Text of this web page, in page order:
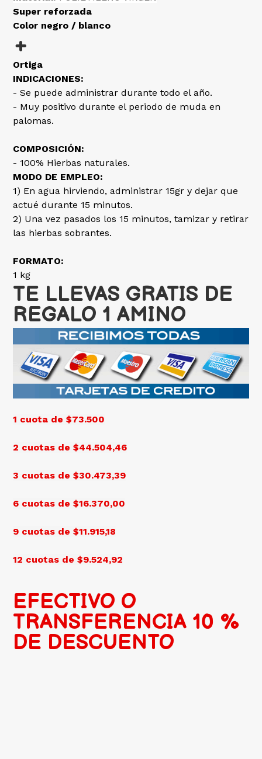
Super reforzada
Color negro / blanco
+
Ortiga
INDICACIONES:
- Se puede administrar durante todo el año.
- Muy positivo durante el periodo de muda en
palomas.
COMPOSICIÓN:
- 100% Hierbas naturales.
MODO DE EMPLEO:
1) En agua hirviendo, administrar 15gr y dejar que
actué durante 15 minutos.
2) Una vez pasados los 15 minutos, tamizar y retirar
las hierbas sobrantes.
FORMATO:
1 kg
TE LLEVAS GRATIS DE
REGALO 1 AMINO
1 cuota de $73.500
2 cuotas de $44.504,46
3 cuotas de $30.473,39
6 cuotas de $16.370,00
9 cuotas de $11.915,18
12 cuotas de $9.524,92
EFECTIVO O
TRANSFERENCIA 10 %
DE DESCUENTO